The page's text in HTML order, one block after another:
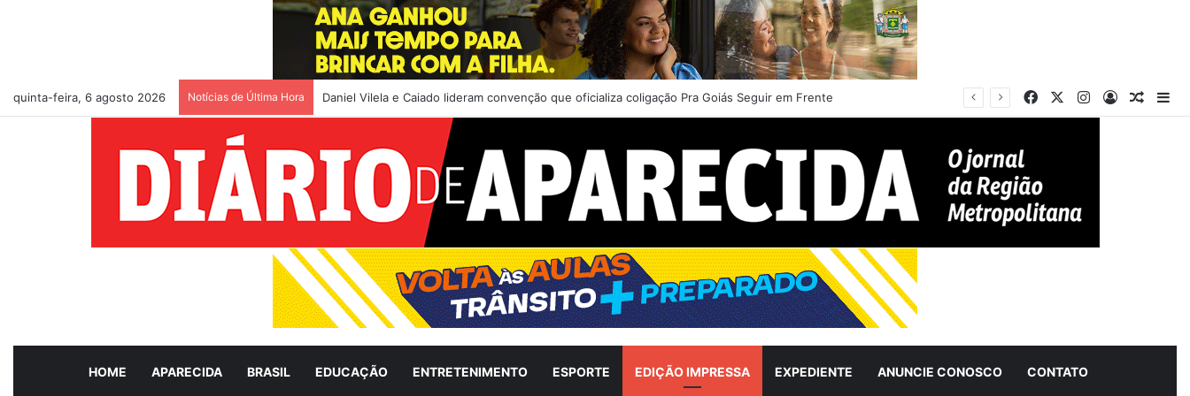
quinta-feira, 6 agosto 2026 Notícias de Última Hora Vilela visita Câmara Municipal e anuncia projetos para desenvolvimento econômico de Aparecida FacebookInstagram
EntrarArtigo
HOME APARECIDA BRASIL EDUCAÇÃO ENTRETENIMENTO ESPORTE EDIÇÃO IMPRESSA EXPEDIENTE ANUNCIE CONOSCO CONTATO